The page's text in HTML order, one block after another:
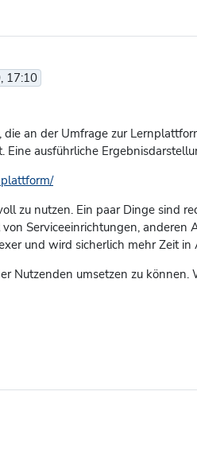
17:10
an der Umfrage zur
ausführliche
zu nutzen. Ein paar Dinge
Serviceeinrichtungen,
und wird sicherlich mehr Zeit in
Nutzenden umsetzen zu